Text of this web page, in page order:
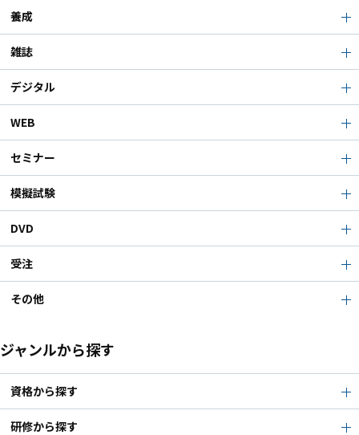
養成
雑誌
デジタル
WEB
セミナー
模擬試験
DVD
受注
その他
ジャンルから探す
資格から探す
研修から探す